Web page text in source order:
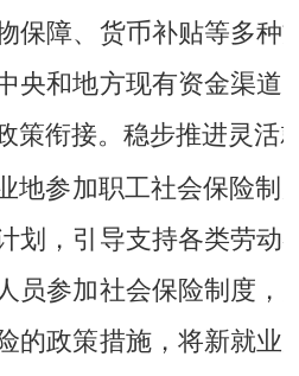
保障、货币补贴等多
央和地方现有资金渠
策衔接。稳步推进灵活
地参加职工社会保险制
划，引导支持各类劳
员参加社会保险制度
的政策措施，将新就